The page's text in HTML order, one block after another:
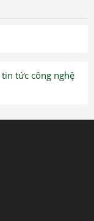
tin tức công nghệ